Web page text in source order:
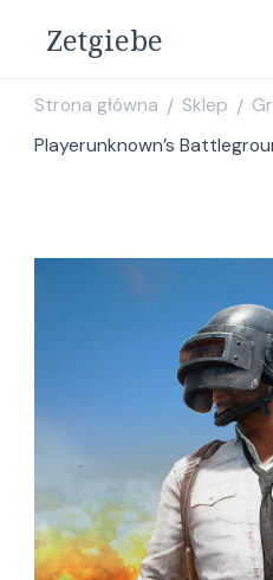
Zetgiebe
Strona główna / Sklep /
Playerunknown’s